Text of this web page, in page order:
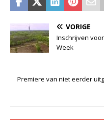
VORIGE
Inschrijven
Week
Premiere van niet eerder